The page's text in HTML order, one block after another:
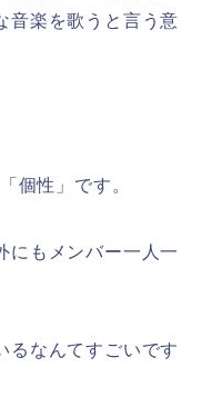
音楽を歌うと言う意
個性」です。
にもメンバー一人一
るなんてすごいです